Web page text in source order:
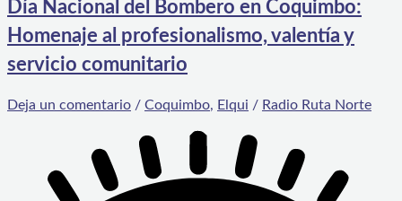
Día Nacional del Bombero en Coquimbo:
Homenaje al profesionalismo, valentía y
servicio comunitario
Deja un comentario / Coquimbo, Elqui / Radio Ruta Norte